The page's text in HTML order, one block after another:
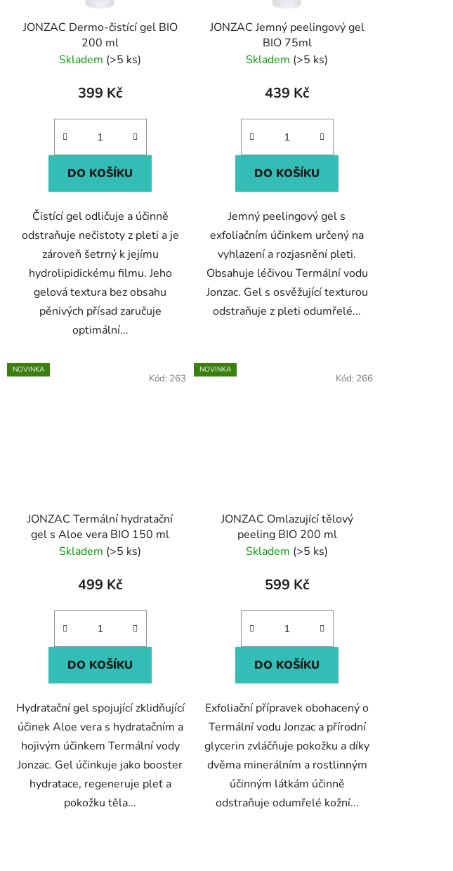
k
JONZAC Dermo-čistící gel BIO
200 ml
Skladem (>5 ks)
399 Kč
DO KOŠÍKU
Čistící gel odličuje a účinně
odstraňuje nečistoty z pleti a je
zároveň šetrný k jejímu
hydrolipidickému filmu. Jeho
gelová textura bez obsahu
pěnivých přísad zaručuje
optimální...
JONZAC Jemný peelingový gel
BIO 75ml
Skladem (>5 ks)
439 Kč
DO KOŠÍKU
Jemný peelingový gel s
exfoliačním účinkem určený na
vyhlazení a rozjasnění pleti.
Obsahuje léčivou Termální vodu
Jonzac. Gel s osvěžující texturou
odstraňuje z pleti odumřelé...
NOVINKA
JONZAC Termální hydratační
gel s Aloe vera BIO 150 ml
Skladem (>5 ks)
499 Kč
DO KOŠÍKU
Hydratační gel spojující zklidňující
účinek Aloe vera s hydratačním a
hojivým účinkem Termální vody
Jonzac. Gel účinkuje jako booster
hydratace, regeneruje pleť a
pokožku těla...
Kód: 263
NOVINKA
JONZAC Omlazující tělový
peeling BIO 200 ml
Skladem (>5 ks)
599 Kč
DO KOŠÍKU
Exfoliační přípravek obohacený o
Termální vodu Jonzac a přírodní
glycerin zvláčňuje pokožku a díky
dvěma minerálním a rostlinným
účinným látkám účinně
odstraňuje odumřelé kožní...
Kód: 266